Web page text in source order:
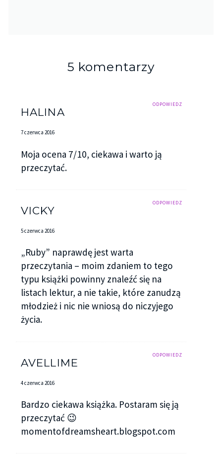
5 komentarzy
ODPOWIEDZ
HALINA
7 czerwca 2016
Moja ocena 7/10, ciekawa i warto ją
przeczytać.
ODPOWIEDZ
VICKY
5 czerwca 2016
„Ruby” naprawdę jest warta
przeczytania – moim zdaniem to tego
typu książki powinny znaleźć się na
listach lektur, a nie takie, które zanudzą
młodzież i nic nie wniosą do niczyjego
życia.
ODPOWIEDZ
AVELLIME
4 czerwca 2016
Bardzo ciekawa książka. Postaram się ją
przeczytać 😉
momentofdreamsheart.blogspot.com